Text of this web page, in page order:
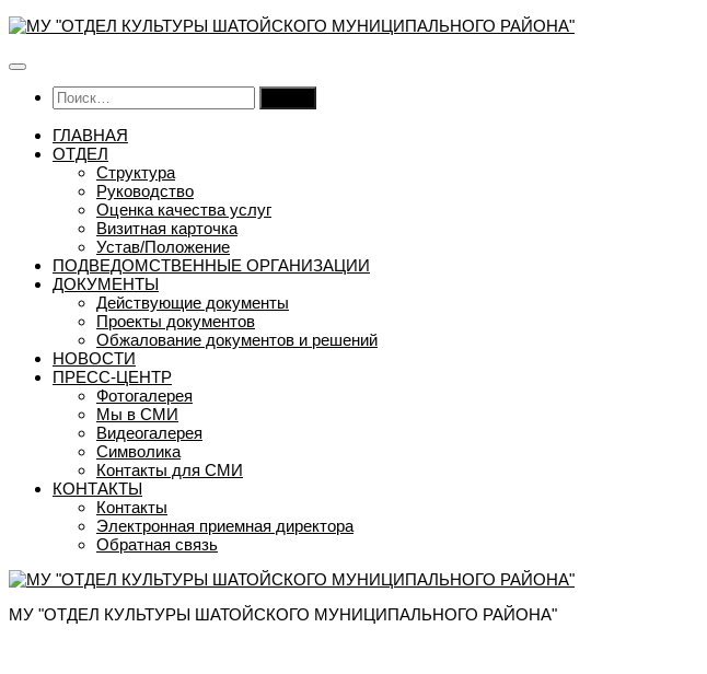
Перейти
содержимому
Найти:
ГЛАВНАЯ
ОТДЕЛ
Структура
Руководство
Оценка качества услуг
Визитная карточка
Устав/Положение
ПОДВЕДОМСТВЕННЫЕ ОРГАНИЗАЦИИ
ДОКУМЕНТЫ
Действующие документы
Проекты документов
Обжалование документов и решений
НОВОСТИ
ПРЕСС-ЦЕНТР
Фотогалерея
Мы в СМИ
Видеогалерея
Символика
Контакты для СМИ
КОНТАКТЫ
Контакты
Электронная приемная директора
Обратная связь
МУ "ОТДЕЛ КУЛЬТУРЫ ШАТОЙСКОГО МУНИЦИПАЛЬНОГО РАЙОНА"